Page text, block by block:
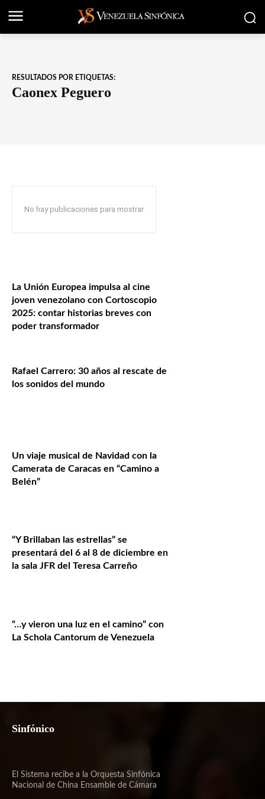
RESULTADOS POR ETIQUETAS:
Caonex Peguero
No hay publicaciones para mostrar
La Unión Europea impulsa al cine
joven venezolano con Cortoscopio
2025: contar historias breves con
poder transformador
Rafael Carrero: 30 años al rescate de
los sonidos del mundo
Un viaje musical de Navidad con la
Camerata de Caracas en “Camino a
Belén”
“Y Brillaban las estrellas” se
presentará del 6 al 8 de diciembre en
la sala JFR del Teresa Carreño
“…y vieron una luz en el camino” con
La Schola Cantorum de Venezuela
Sinfónico
El Sistema recibe a la Orquesta Sinfónica
Nacional de China Ensamble de Cámara